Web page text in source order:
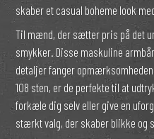
skaber et casual boheme look
Til mænd, der sætter pris på det
smykker. Disse maskuline
detaljer fanger
108 sten, er de perfekte til at
forkæle dig selv eller give en
stærkt valg, der skaber blikke og